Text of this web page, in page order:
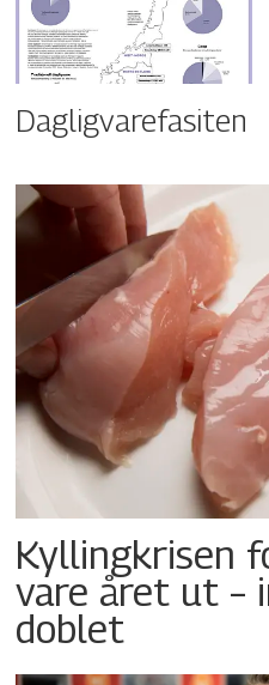
Dagligvarefasiten
Kyllingkrisen
vare året ut –
doblet